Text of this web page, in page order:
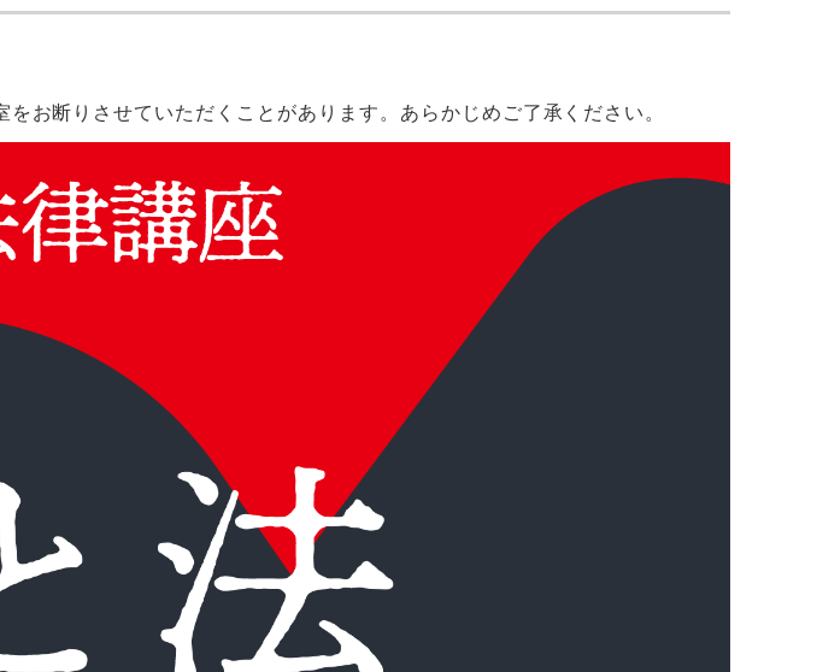
お断りさせていただくことがあります。あらかじめご了承ください。